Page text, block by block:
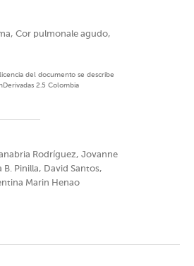
Cor pulmonale agudo,
del documento se describe
2.5 Colombia
Rodríguez, Jovanne
Pinilla, David Santos,
Marin Henao